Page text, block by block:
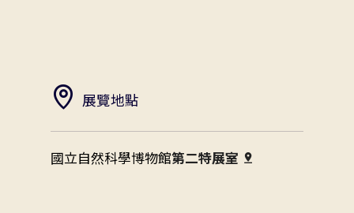
展覽地點
國立自然科學博物館第二特展室